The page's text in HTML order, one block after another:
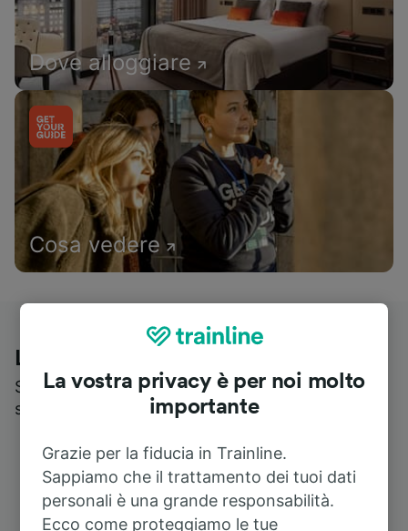
Dove alloggiare
Cosa vedere
Le recensioni dei nostri viaggiatori
Scopri cosa pensa realmente chi utilizza i nostri
servizi
La vostra privacy è per noi molto
importante
Grazie per la fiducia in Trainline.
Sappiamo che il trattamento dei tuoi dati
personali è una grande responsabilità.
Ecco come proteggiamo le tue